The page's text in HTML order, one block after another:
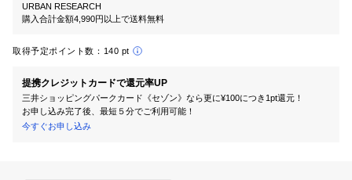
URBAN RESEARCH
購入合計金額4,990円以上で送料無料
取得予定ポイント数： 140 pt
提携クレジットカードで還元率UP
三井ショッピングパークカード《セゾン》なら更に¥100につき1pt還元！
お申し込み完了後、最短５分でご利用可能！
今すぐお申し込み